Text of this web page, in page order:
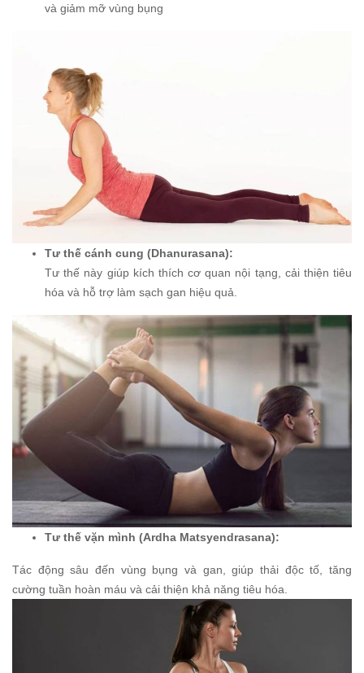
và giảm mỡ vùng bụng
Tư thế cánh cung (Dhanurasana):
Tư thế này giúp kích thích cơ quan nội tạng, cải thiện tiêu
hóa và hỗ trợ làm sạch gan hiệu quả.
Tư thế vặn mình (Ardha Matsyendrasana):
Tác động sâu đến vùng bụng và gan, giúp thải độc tố, tăng
cường tuần hoàn máu và cải thiện khả năng tiêu hóa.